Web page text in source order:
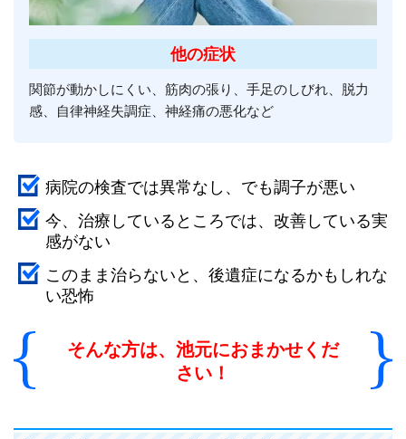
他の症状
関節が動かしにくい、筋肉の張り、手足のしびれ、脱力
感、自律神経失調症、神経痛の悪化など
病院の検査では異常なし、でも調子が悪い
今、治療しているところでは、改善している実
感がない
このまま治らないと、 後遺症になるかもしれな
い恐怖
そんな方は、池元におまかせくだ
さい！